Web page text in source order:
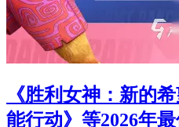
《胜利女神：新的
能行动》等2026年